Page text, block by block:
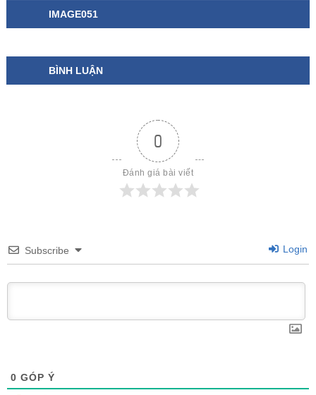
IMAGE051
BÌNH LUẬN
0
Đánh giá bài viết
Subscribe Login
0 GÓP Ý